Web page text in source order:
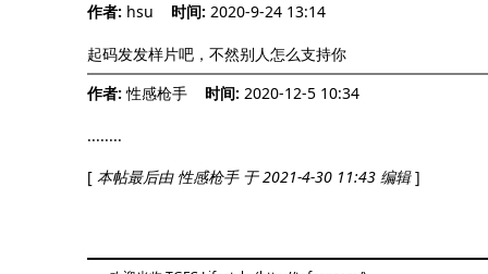
作者: hsu 时间: 2020-9-24 13:14
起码发发样片吧，不然别人怎么支持你
作者:性感枪手 时间: 2020-12-5 10:34
........
[ 本帖最后由 性感枪手 于 2021-4-30 11:43 编辑]